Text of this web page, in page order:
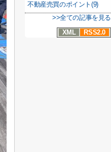
不動産売買のポイント(9)
>>全ての記事を見る
XML
RSS2.0